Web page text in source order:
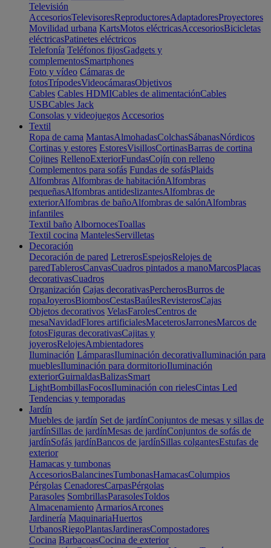
Televisión
AccesoriosTelevisoresReproductoresAdaptadoresProyectores
Movilidad urbana KartsMotos eléctricasAccesoriosBicicletas
eléctricasPatinetes eléctricos
Telefonía Teléfonos fijosGadgets y
complementosSmartphones
Foto y vídeo Cámaras de
fotosTrípodesVideocámarasObjetivos
Cables Cables HDMICables de alimentaciónCables
USBCables Jack
Consolas y videojuegos Accesorios
Textil
Ropa de cama MantasAlmohadasColchasSábanasNórdicos
Cortinas y estores EstoresVisillosCortinasBarras de cortina
Cojines RellenoExteriorFundasCojín con relleno
Complementos para sofás Fundas de sofásPlaids
Alfombras Alfombras de habitaciónAlfombras
pequeñasAlfombras antideslizantesAlfombras de
exteriorAlfombras de bañoAlfombras de salónAlfombras
infantiles
Textil baño AlbornocesToallas
Textil cocina MantelesServilletas
Decoración
Decoración de pared LetrerosEspejosRelojes de
paredTablerosCanvasCuadros pintados a manoMarcosPlacas
decorativasCuadros
Organización Cajas decorativasPercherosBurros de
ropaJoyerosBiombosCestasBaúlesRevisterosCajas
Objetos decorativos VelasFarolesCentros de
mesaNavidadFlores artificialesMaceterosJarronesMarcos de
fotosFiguras decorativasCajitas y
joyerosRelojesAmbientadores
Iluminación LámparasIluminación decorativaIluminación para
mueblesIluminación para dormitorioIluminación
exteriorGuirnaldasBalizasSmart
LightBombillasFocosIluminación con rielesCintas Led
Tendencias y temporadas
Jardín
Muebles de jardín Set de jardínConjuntos de mesas y sillas de
jardínSillas de jardínMesas de jardínConjuntos de sofás de
jardínSofás jardínBancos de jardínSillas colgantesEstufas de
exterior
Hamacas y tumbonas
AccesoriosBalancinesTumbonasHamacasColumpios
Pérgolas CenadoresCarpasPérgolas
Parasoles SombrillasParasolesToldos
Almacenamiento ArmariosArcones
Jardinería MaquinariaHuertos
UrbanosRiegoPlantasJardinerasCompostadores
Cocina BarbacoasCocina de exterior